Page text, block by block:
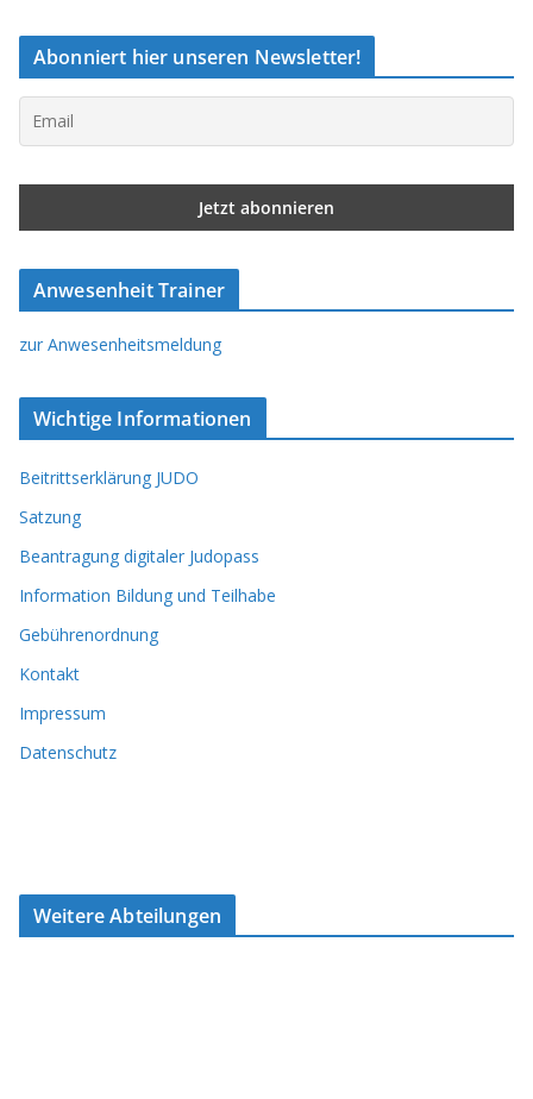
Abonniert hier unseren Newsletter!
Anwesenheit Trainer
zur Anwesenheitsmeldung
Wichtige Informationen
Beitrittserklärung JUDO
Satzung
Beantragung digitaler Judopass
Information Bildung und Teilhabe
Gebührenordnung
Kontakt
Impressum
Datenschutz
Weitere Abteilungen